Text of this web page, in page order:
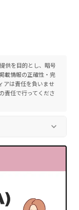
供を目的とし、暗号
載情報の正確性・完
アは責任を負いませ
責任で行ってくださ
keyboard_arrow_down
修
析